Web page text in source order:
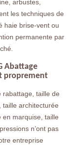
arbustes,
les techniques de
haie brise-vent ou
permanente par
Abattage
proprement
rabattage, taille de
taille architecturée
en marquise, taille
n’ont pas
entreprise